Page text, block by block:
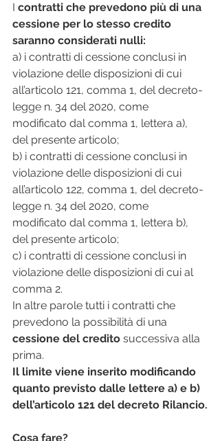
I contratti che prevedono più di una
cessione per lo stesso credito
saranno considerati nulli:
a) i contratti di cessione conclusi in
violazione delle disposizioni di cui
all’articolo 121, comma 1, del decreto-
legge n. 34 del 2020, come
modificato dal comma 1, lettera a),
del presente articolo;
b) i contratti di cessione conclusi in
violazione delle disposizioni di cui
all’articolo 122, comma 1, del decreto-
legge n. 34 del 2020, come
modificato dal comma 1, lettera b),
del presente articolo;
c) i contratti di cessione conclusi in
violazione delle disposizioni di cui al
comma 2.
In altre parole tutti i contratti che
prevedono la possibilità di una
cessione del credito successiva alla
prima.
Il limite viene inserito modificando
quanto previsto dalle lettere a) e b)
dell’articolo 121 del decreto Rilancio.
Cosa fare?